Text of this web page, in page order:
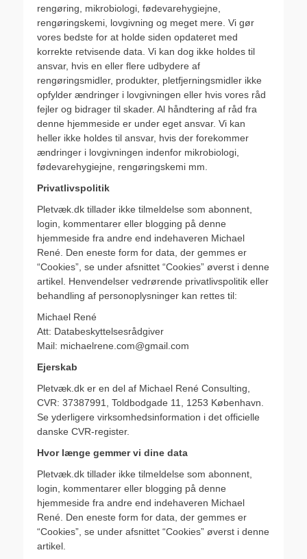
rengøring, mikrobiologi, fødevarehygiejne,
rengøringskemi, lovgivning og meget mere. Vi gør
vores bedste for at holde siden opdateret med
korrekte retvisende data. Vi kan dog ikke holdes til
ansvar, hvis en eller flere udbydere af
rengøringsmidler, produkter, pletfjerningsmidler ikke
opfylder ændringer i lovgivningen eller hvis vores råd
fejler og bidrager til skader. Al håndtering af råd fra
denne hjemmeside er under eget ansvar. Vi kan
heller ikke holdes til ansvar, hvis der forekommer
ændringer i lovgivningen indenfor mikrobiologi,
fødevarehygiejne, rengøringskemi mm.
Privatlivspolitik
Pletvæk.dk tillader ikke tilmeldelse som abonnent,
login, kommentarer eller blogging på denne
hjemmeside fra andre end indehaveren Michael
René. Den eneste form for data, der gemmes er
“Cookies”, se under afsnittet “Cookies” øverst i denne
artikel. Henvendelser vedrørende privatlivspolitik eller
behandling af personoplysninger kan rettes til:
Michael René
Att: Databeskyttelsesrådgiver
Mail: michaelrene.com@gmail.com
Ejerskab
Pletvæk.dk er en del af Michael René Consulting,
CVR: 37387991, Toldbodgade 11, 1253 København.
Se yderligere virksomhedsinformation i det officielle
danske CVR-register.
Hvor længe gemmer vi dine data
Pletvæk.dk tillader ikke tilmeldelse som abonnent,
login, kommentarer eller blogging på denne
hjemmeside fra andre end indehaveren Michael
René. Den eneste form for data, der gemmes er
“Cookies”, se under afsnittet “Cookies” øverst i denne
artikel.